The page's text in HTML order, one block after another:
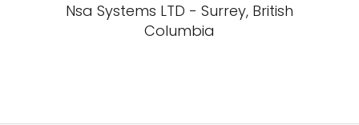
Nsa Systems LTD - Surrey, British
Columbia